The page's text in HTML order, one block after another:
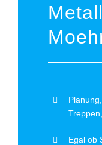
Egal ob